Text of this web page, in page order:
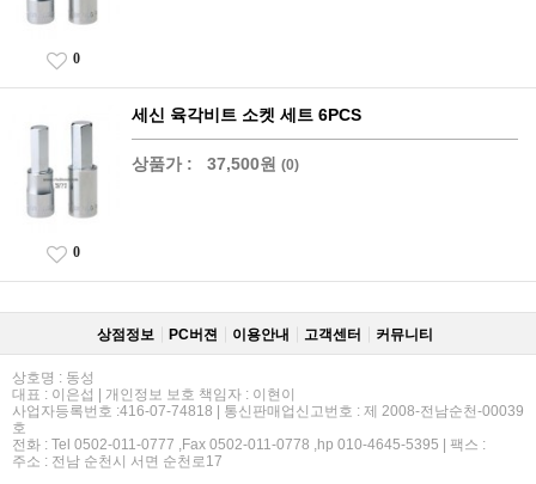
0
세신 육각비트 소켓 세트 6PCS
상품가 : 37,500원 (0)
0
상점정보 PC버젼 이용안내 고객센터 커뮤니티
상호명 : 동성
대표 : 이은섭 | 개인정보 보호 책임자 : 이현이
사업자등록번호 :416-07-74818 | 통신판매업신고번호 : 제 2008-전남순천-00039
호
전화 : Tel 0502-011-0777 ,Fax 0502-011-0778 ,hp 010-4645-5395 | 팩스 :
주소 : 전남 순천시 서면 순천로17